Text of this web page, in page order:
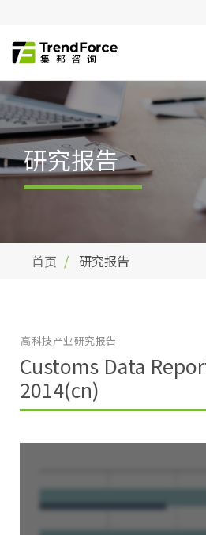
研究报告
首页 研究报告
Customs Data
2014(cn)
高科技产业研究报告